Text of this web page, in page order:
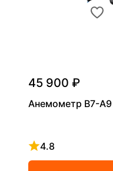
45 900 ₽
Анемометр В7-А9
4.8
Рейтинг 4.8 из 5